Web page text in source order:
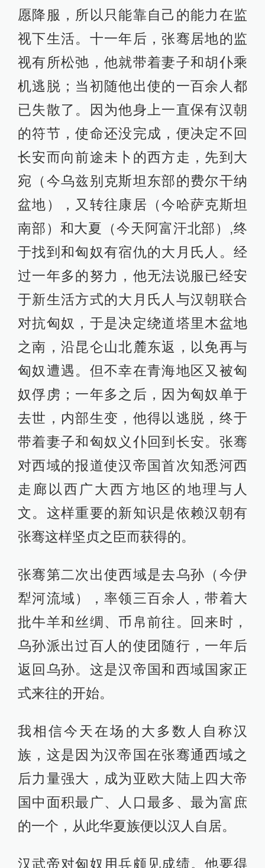
愿降服，所以只能靠自己的能力在监
视下生活。十一年后，张骞居地的监
视有所松弛，他就带着妻子和胡仆乘
机逃脱；当初随他出使的一百余人都
已失散了。因为他身上一直保有汉朝
的符节，使命还没完成，便决定不回
长安而向前途未卜的西方走，先到大
宛（今乌兹别克斯坦东部的费尔干纳
盆地），又转往康居（今哈萨克斯坦
南部）和大夏（今天阿富汗北部）,终
于找到和匈奴有宿仇的大月氏人。经
过一年多的努力，他无法说服已经安
于新生活方式的大月氏人与汉朝联合
对抗匈奴，于是决定绕道塔里木盆地
之南，沿昆仑山北麓东返，以免再与
匈奴遭遇。但不幸在青海地区又被匈
奴俘虏；一年多之后，因为匈奴单于
去世，内部生变，他得以逃脱，终于
带着妻子和匈奴义仆回到长安。张骞
对西域的报道使汉帝国首次知悉河西
走廊以西广大西方地区的地理与人
文。这样重要的新知识是依赖汉朝有
张骞这样坚贞之臣而获得的。
张骞第二次出使西域是去乌孙（今伊
犁河流域），率领三百余人，带着大
批牛羊和丝绸、币帛前往。回来时，
乌孙派出过百人的使团随行，一年后
返回乌孙。这是汉帝国和西域国家正
式来往的开始。
我相信今天在场的大多数人自称汉
族，这是因为汉帝国在张骞通西域之
后力量强大，成为亚欧大陆上四大帝
国中面积最广、人口最多、最为富庶
的一个，从此华夏族便以汉人自居。
汉武帝对匈奴用兵颇见成绩。他要得